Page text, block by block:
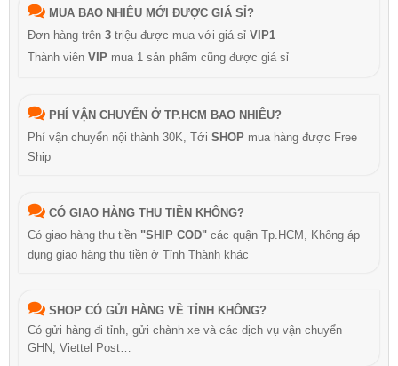
MUA BAO NHIÊU MỚI ĐƯỢC GIÁ SỈ?
Đơn hàng trên 3 triệu được mua với giá sỉ VIP1
Thành viên VIP mua 1 sản phẩm cũng được giá sỉ
PHÍ VẬN CHUYỂN Ở TP.HCM BAO NHIÊU?
Phí vận chuyển nội thành 30K, Tới SHOP mua hàng được Free
Ship
CÓ GIAO HÀNG THU TIỀN KHÔNG?
Có giao hàng thu tiền "SHIP COD" các quận Tp.HCM, Không áp
dụng giao hàng thu tiền ở Tỉnh Thành khác
SHOP CÓ GỬI HÀNG VỀ TỈNH KHÔNG?
Có gửi hàng đi tỉnh, gửi chành xe và các dịch vụ vận chuyển
GHN, Viettel Post…